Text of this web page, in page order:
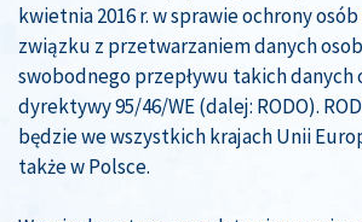
kwietnia 2016 r. w sprawie ochrony
związku z przetwarzaniem danych
swobodnego przepływu takich danych
dyrektywy 95/46/WE (dalej: RODO).
będzie we wszystkich krajach Unii
także w Polsce.